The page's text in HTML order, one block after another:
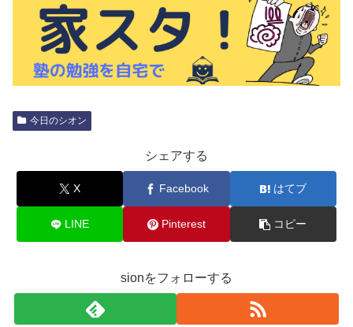
今日のシオン
シェアする
X Facebook はてブ
LINE Pinterest コピー
sionをフォローする